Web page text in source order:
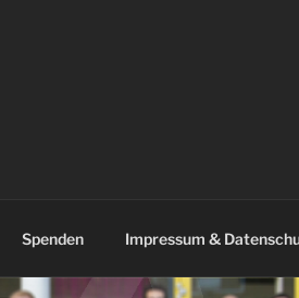
Spenden Impressum &